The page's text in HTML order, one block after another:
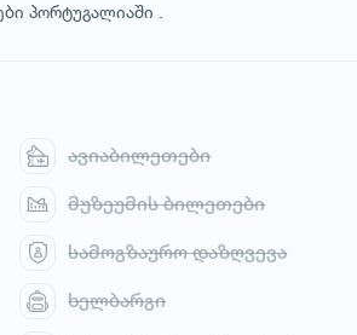
პორტუგალიაში .
ავიაბილეთები
მუზეუმის ბილეთები
სამოგზაურო დაზღვევა
ხელბარგი